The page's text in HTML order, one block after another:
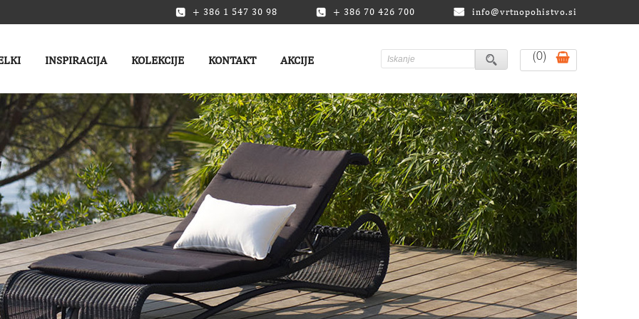
+ 386 1 547 30 98 + 386 70 426 700 info@vrtnopohistvo.si
INSPIRACIJA KOLEKCIJE KONTAKT AKCIJE (0)